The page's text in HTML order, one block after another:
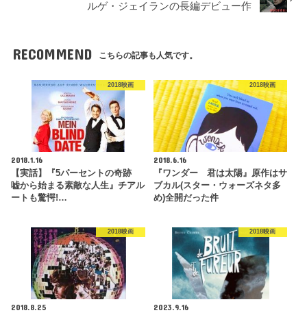
ルゲ・ジェイランの長編デビュー作
RECOMMEND こちらの記事も人気です。
2018映画
2018.1.16
【実話】『5パーセントの奇跡
嘘から始まる素敵な人生』チアル
ートも驚愕!…
2018映画
2018.6.16
『ワンダー 君は太陽』原作はサ
ブカル(スター・ウォーズネタ多
め)全開だった件
2018映画
2018.8.25
2018映画
2023.9.16